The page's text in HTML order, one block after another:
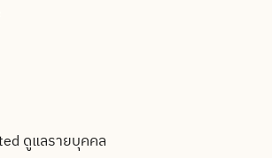
ดูแลรายบุคคล